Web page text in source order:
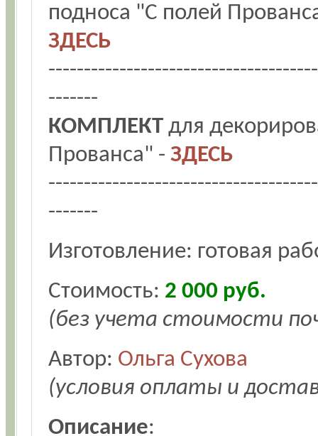
подноса "С полей
ЗДЕСЬ
-------
КОМПЛЕКТ для
Прованса" - ЗДЕСЬ
-------
Изготовление: готовая
Стоимость: 2 000 руб.
(без учета стоимости
Автор: Ольга Сухова
(условия оплаты и
Описание: